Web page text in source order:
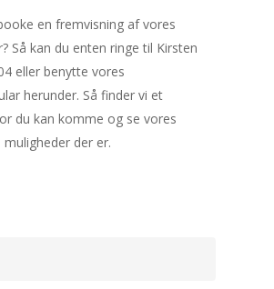
en fremvisning af vores
Så kan du enten ringe til Kirsten
eller benytte vores
herunder. Så finder vi et
du kan komme og se vores
der er.